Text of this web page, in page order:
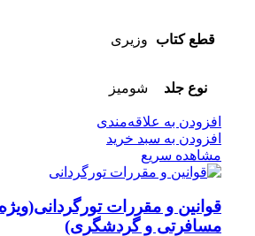
قطع کتاب وزیری
نوع جلد شومیز
افزودن به علاقه‌مندی
افزودن به سبد خرید
مشاهده سریع
قوانین و مقررات
مسافرتی و گردشگری)